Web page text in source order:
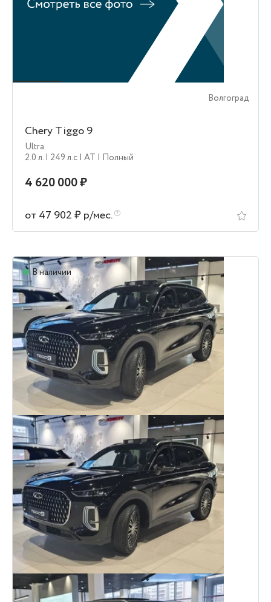
Волгоград
Chery Tiggo 9
Ultra
2.0 л. | 249 л.c | AT | Полный
4 620 000 ₽
от 47 902 ₽ р/мес.
В наличии